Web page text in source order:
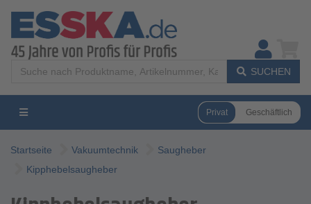
SUCHEN
Privat Geschäftlich
Startseite Vakuumtechnik
Saugheber
Kipphebelsaugheber